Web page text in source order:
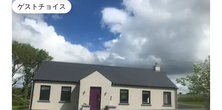
ゲストチョイス
ゲストチョイス